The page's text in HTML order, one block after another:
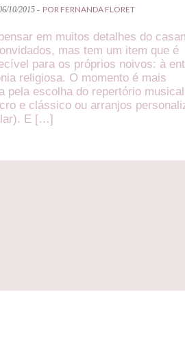
10/2015 - POR FERNANDA FLORET
em muitos detalhes do
mas tem um item que é
para os próprios noivos: à
religiosa. O momento é mais
pela escolha do repertório musical
e clássico ou arranjos
E […]